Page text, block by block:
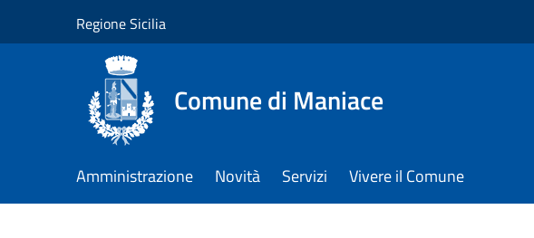
Regione Sicilia
Comune di Maniace
Amministrazione Novità Servizi Vivere il Comune